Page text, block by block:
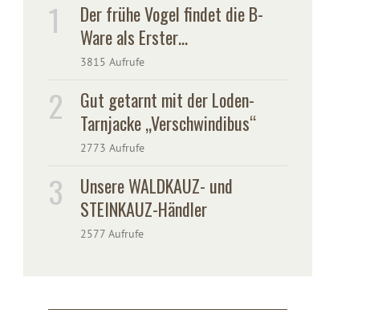
Der frühe Vogel findet die B-
Ware als Erster…
3815 Aufrufe
Gut getarnt mit der Loden-
Tarnjacke „Verschwindibus“
2773 Aufrufe
Unsere WALDKAUZ- und
STEINKAUZ-Händler
2577 Aufrufe